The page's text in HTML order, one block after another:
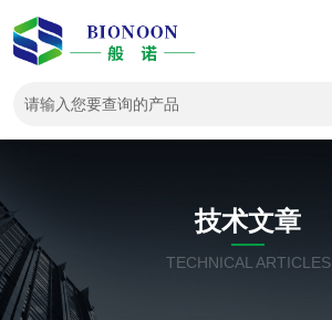
技术文章
TECHNICAL ARTICLES